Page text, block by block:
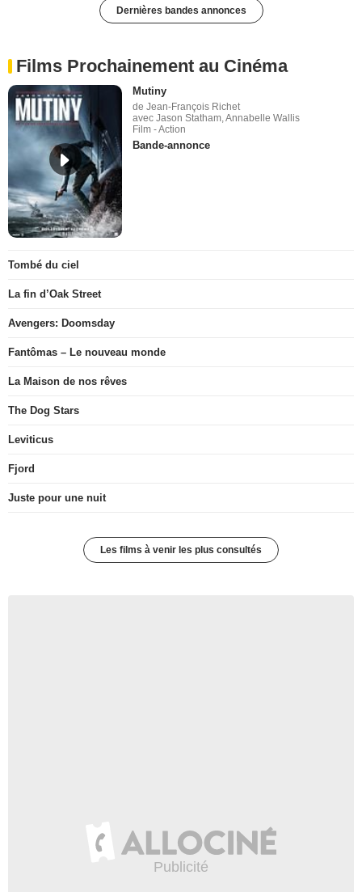
Dernières bandes annonces
Films Prochainement au Cinéma
Mutiny
de Jean-François Richet
avec Jason Statham, Annabelle Wallis
Film - Action
Bande-annonce
Tombé du ciel
La fin d’Oak Street
Avengers: Doomsday
Fantômas – Le nouveau monde
La Maison de nos rêves
The Dog Stars
Leviticus
Fjord
Juste pour une nuit
Les films à venir les plus consultés